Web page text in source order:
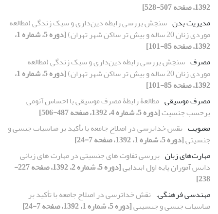
1392، صفحه 507-528]
مدیریت بدن سنجش بررسی رابطه دین‌داری و سبک زندگی (مطالعه
موردی زنان 20 ساله و بیش تر ساکن شهر تهران)
[دوره 5، شماره 1،
1392، صفحه 85-101]
مصرف سنجش بررسی رابطه دین‌داری و سبک زندگی (مطالعه
موردی زنان 20 ساله و بیش تر ساکن شهر تهران)
[دوره 5، شماره 1،
1392، صفحه 85-101]
مصرف موسیقی مطالعۀ رابطۀ مصرف موسیقی با احساس آنومی
بر‌حسب جنسیت[دوره 5، شماره 4، 1392، صفحه 487-506]
معنویت نقش خداترسی در اصلاح جامعه با تأکید بر مناسبات جنسی و
جنسیتی[دوره 5، شماره 1، 1392، صفحه 7-24]
مهارت‌های زبان بررسی تفاوت های جنسیتی در مهارت های زبانی
دانش آموزان پایه اول ابتدایی
[دوره 5، شماره 2، 1392، صفحه 227-
238]
مهندسی فرهنگی. نقش خداترسی در اصلاح جامعه با تأکید بر
مناسبات جنسی و جنسیتی[دوره 5، شماره 1، 1392، صفحه 7-24]